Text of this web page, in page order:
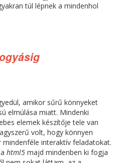
túl lépnek a mindenhol
amikor sűrű könnyeket
elmúlása miatt. Mindenki
elemek készítője tele van
volt, hogy könnyen
interaktív feladatokat.
html5 majd mindenben ki fogja